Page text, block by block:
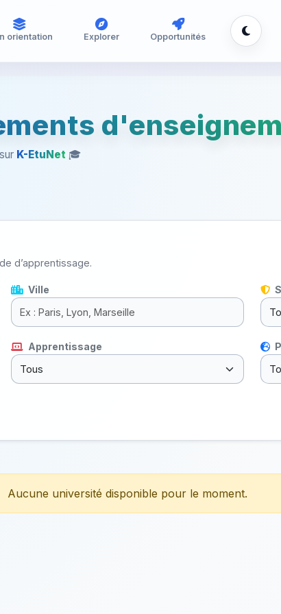
orientation Explorer Opportunités
K-EtuNet 🎓
d’apprentissage.
Ville
Apprentissage
Aucune université disponible pour le moment.